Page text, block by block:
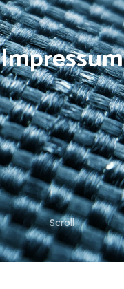
Impressum
Scroll